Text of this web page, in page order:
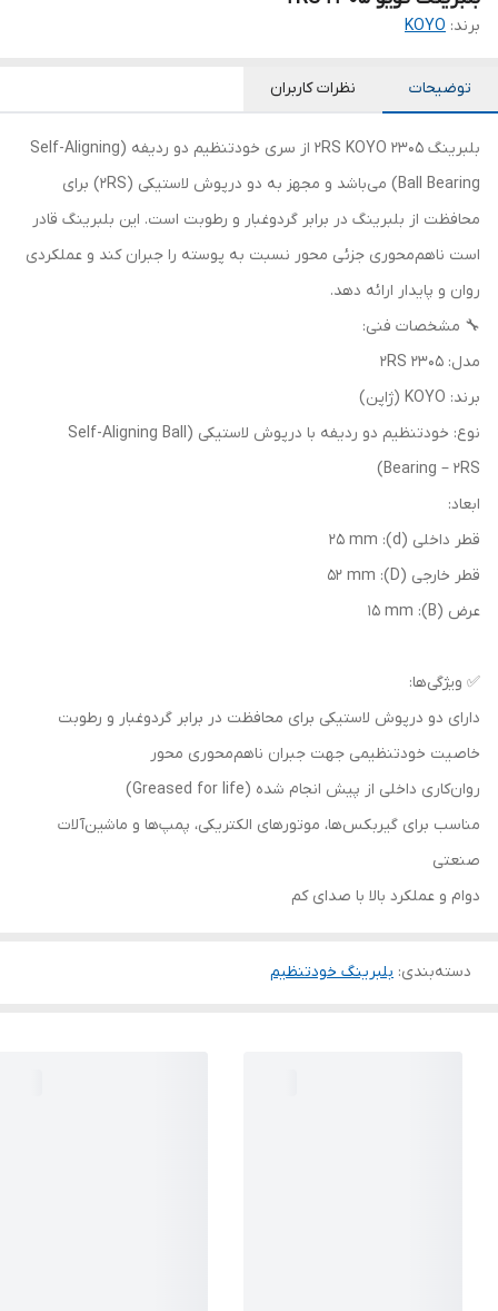
برند: KOYO
توضیحات نظرات کاربران
بلبرینگ 2305 2RS KOYO از سری خودتنظیم دو ردیفه (Self-Aligning
Ball Bearing) می‌باشد و مجهز به دو درپوش لاستیکی (2RS) برای
محافظت از بلبرینگ در برابر گردوغبار و رطوبت است. این بلبرینگ قادر
است ناهم‌محوری جزئی محور نسبت به پوسته را جبران کند و عملکردی
روان و پایدار ارائه دهد.
🔧 مشخصات فنی:
مدل: 2305 2RS
برند: KOYO (ژاپن)
نوع: خودتنظیم دو ردیفه با درپوش لاستیکی (Self-Aligning Ball
Bearing – 2RS)
ابعاد:
قطر داخلی (d): 25 mm
قطر خارجی (D): 52 mm
عرض (B): 15 mm
✅ ویژگی‌ها:
دارای دو درپوش لاستیکی برای محافظت در برابر گردوغبار و رطوبت
خاصیت خودتنظیمی جهت جبران ناهم‌محوری محور
روان‌کاری داخلی از پیش انجام شده (Greased for life)
مناسب برای گیربکس‌ها، موتورهای الکتریکی، پمپ‌ها و ماشین‌آلات
صنعتی
دوام و عملکرد بالا با صدای کم
دسته‌بندی: بلبرینگ خودتنظیم